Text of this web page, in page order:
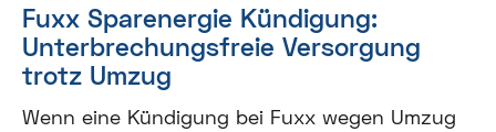
Fuxx Sparenergie Kündigung:
Unterbrechungsfreie Versorgung
trotz Umzug
Wenn eine Kündigung bei Fuxx wegen Umzug